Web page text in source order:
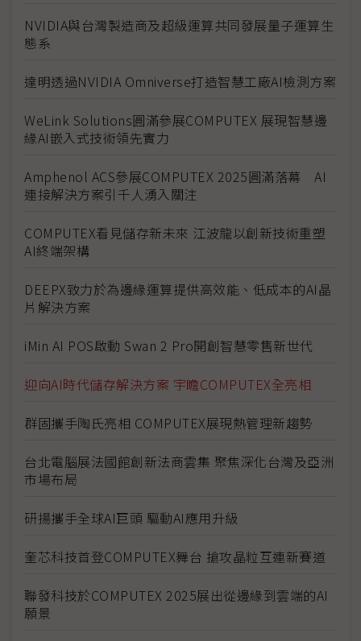
NVIDIA與台灣製造商及超級運算共同發展量子運算生
態系
達明透過NVIDIA Omniverse打造智慧工廠AI檢測方案
WeLink Solutions圓滿參展COMPUTEX 展現智慧邊
緣AI嵌入式技術領先實力
Amphenol ACS參展COMPUTEX 2025圓滿落幕 AI
連接解決方案引千人湧入關注
COMPUTEX看見儲存新未來 江波龍以創新技術重塑
AI終端架構
DEEPX致力於為邊緣運算提供高效能、低成本的AI晶
片解決方案
iMin AI POS啟動 Swan 2 Pro開創智慧零售新世代
迎向AI時代儲存解決方案 宇瞻COMPUTEX全亮相
群固攜手陶氏亮相 COMPUTEX展現熱管理新趨勢
台北電腦展法國館創新法商雲集 聚焦深化台灣及亞洲
市場布局
研揚攜手全球AI巨頭 驅動AI應用升級
奎芯科技首登COMPUTEX舞台 搶攻晶粒互連新賽道
聯發科技於COMPUTEX 2025展出從邊緣到雲端的AI
願景